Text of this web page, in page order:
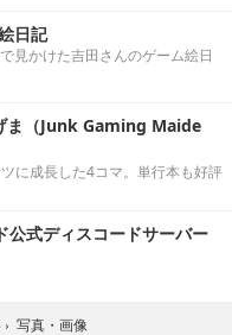
日記
見かけた吉田さんのゲーム絵日
ま（Junk Gaming Maide
に成長した4コマ。単行本も好評
式ディスコードサーバー
› 写真・画像